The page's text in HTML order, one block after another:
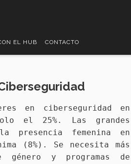
EL HUB CONTACTO
en ciberseguridad en
el 25%. Las grandes
presencia femenina en
(8%). Se necesita más
género y programas de